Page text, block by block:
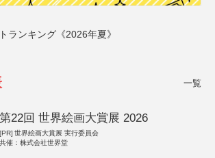
ランキング《2026年夏》
一覧
第22回 世界絵画大賞展 2026
[PR] 世界絵画大賞展 実行委員会
共催：株式会社世界堂